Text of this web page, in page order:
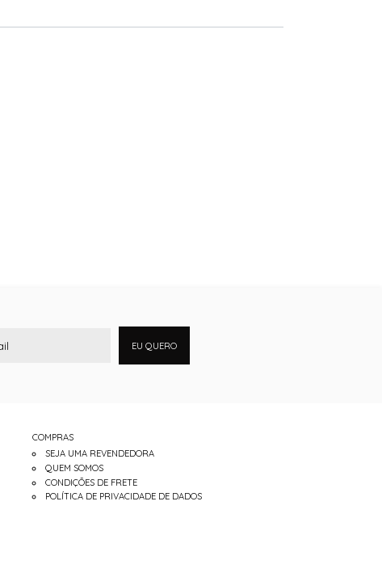
EU QUERO
COMPRAS
SEJA UMA REVENDEDORA
QUEM SOMOS
CONDIÇÕES DE FRETE
POLÍTICA DE PRIVACIDADE DE DADOS